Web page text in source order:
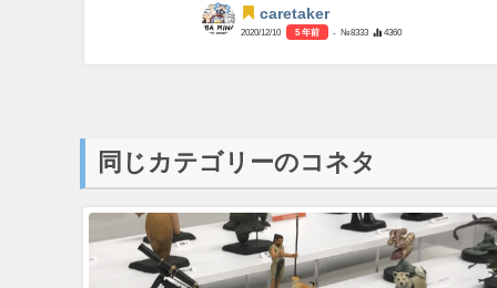
caretaker
2020/12/10 5 年前 - №8333 4360
同じカテゴリーのコネタ